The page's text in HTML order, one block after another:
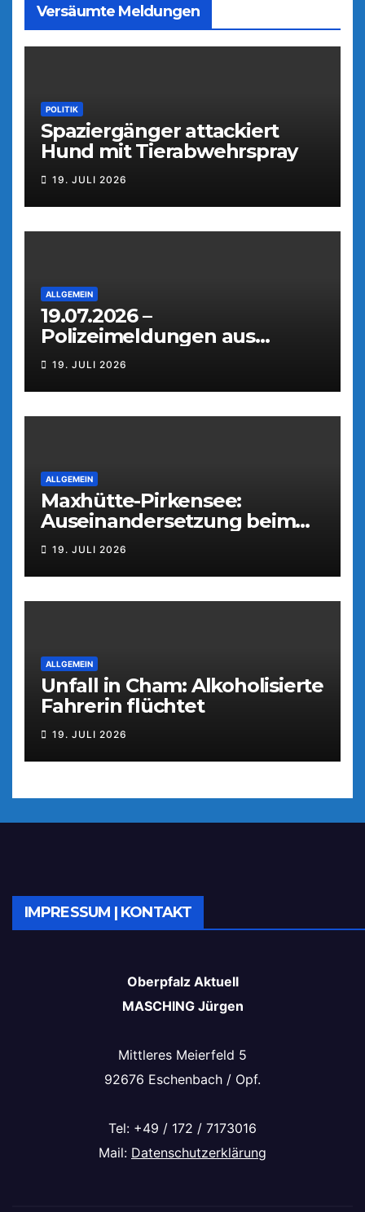
Versäumte Meldungen
POLITIK
Spaziergänger attackiert
Hund mit Tierabwehrspray
19. JULI 2026
ALLGEMEIN
19.07.2026 –
Polizeimeldungen aus
Weiden
19. JULI 2026
ALLGEMEIN
Maxhütte-Pirkensee:
Auseinandersetzung beim
Parkfest
19. JULI 2026
ALLGEMEIN
Unfall in Cham: Alkoholisierte
Fahrerin flüchtet
19. JULI 2026
IMPRESSUM | KONTAKT
Oberpfalz Aktuell
MASCHING Jürgen
Mittleres Meierfeld 5
92676 Eschenbach / Opf.
Tel: +49 / 172 / 7173016
Mail: Datenschutzerklärung